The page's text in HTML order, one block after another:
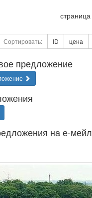
страница
Сортировать: ID цена
предложение
на е-мейл